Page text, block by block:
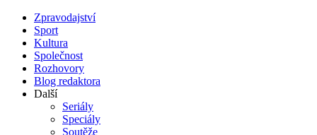
Zpravodajství
Sport
Kultura
Společnost
Rozhovory
Blog redaktora
Další
Seriály
Speciály
Soutěže